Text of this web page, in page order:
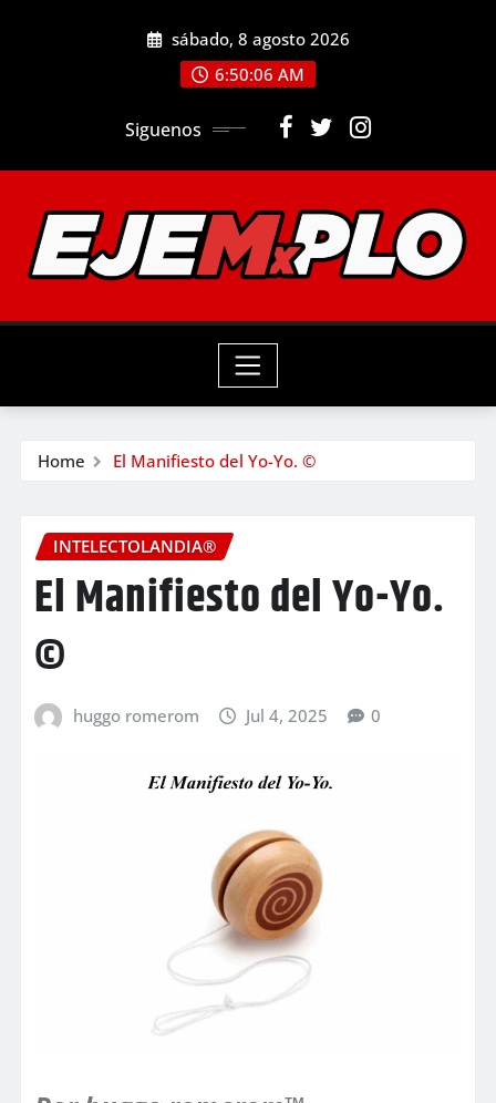
sábado, 8 agosto 2026
6:50:08 AM
Siguenos
Home El Manifiesto del Yo-Yo. ©
INTELECTOLANDIA®
El Manifiesto del Yo-Yo.
©
huggo romerom Jul 4, 2025 0